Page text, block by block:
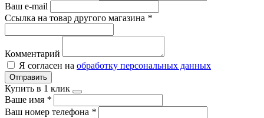
Ваш e-mail
Ссылка на товар другого магазина *
Комментарий
Я согласен на обработку персональных данных
Отправить
Купить в 1 клик
Ваше имя *
Ваш номер телефона *